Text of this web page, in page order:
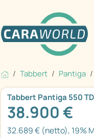
Tabbert Pantiga
Tabbert Pantiga 550
38.900 €
32.689 € (netto), 19%